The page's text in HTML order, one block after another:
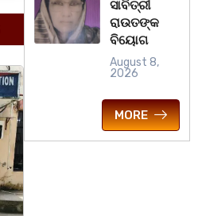
ରାଜ୍ୟ
ସାବିତ୍ରୀ
ରାଉତଙ୍କ
ବିୟୋଗ
August 8,
2026
MORE